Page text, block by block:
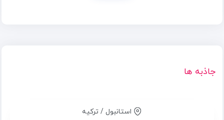
جاذبه ها
استانبول / ترکیه